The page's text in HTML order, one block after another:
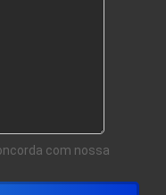
com nossa